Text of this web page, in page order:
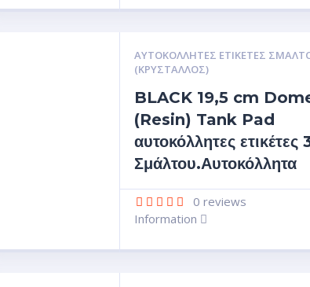
ΑΥΤΟΚΌΛΛΗΤΕΣ ΕΤΙΚΈΤΕΣ
(ΚΡΥΣΤΑΛΛΟΣ)
BLACK 19,5 cm
(Resin) Tank Pad
αυτοκόλλητες ετικέτες
Σμάλτου.Αυτοκόλλητα
0 reviews
Information